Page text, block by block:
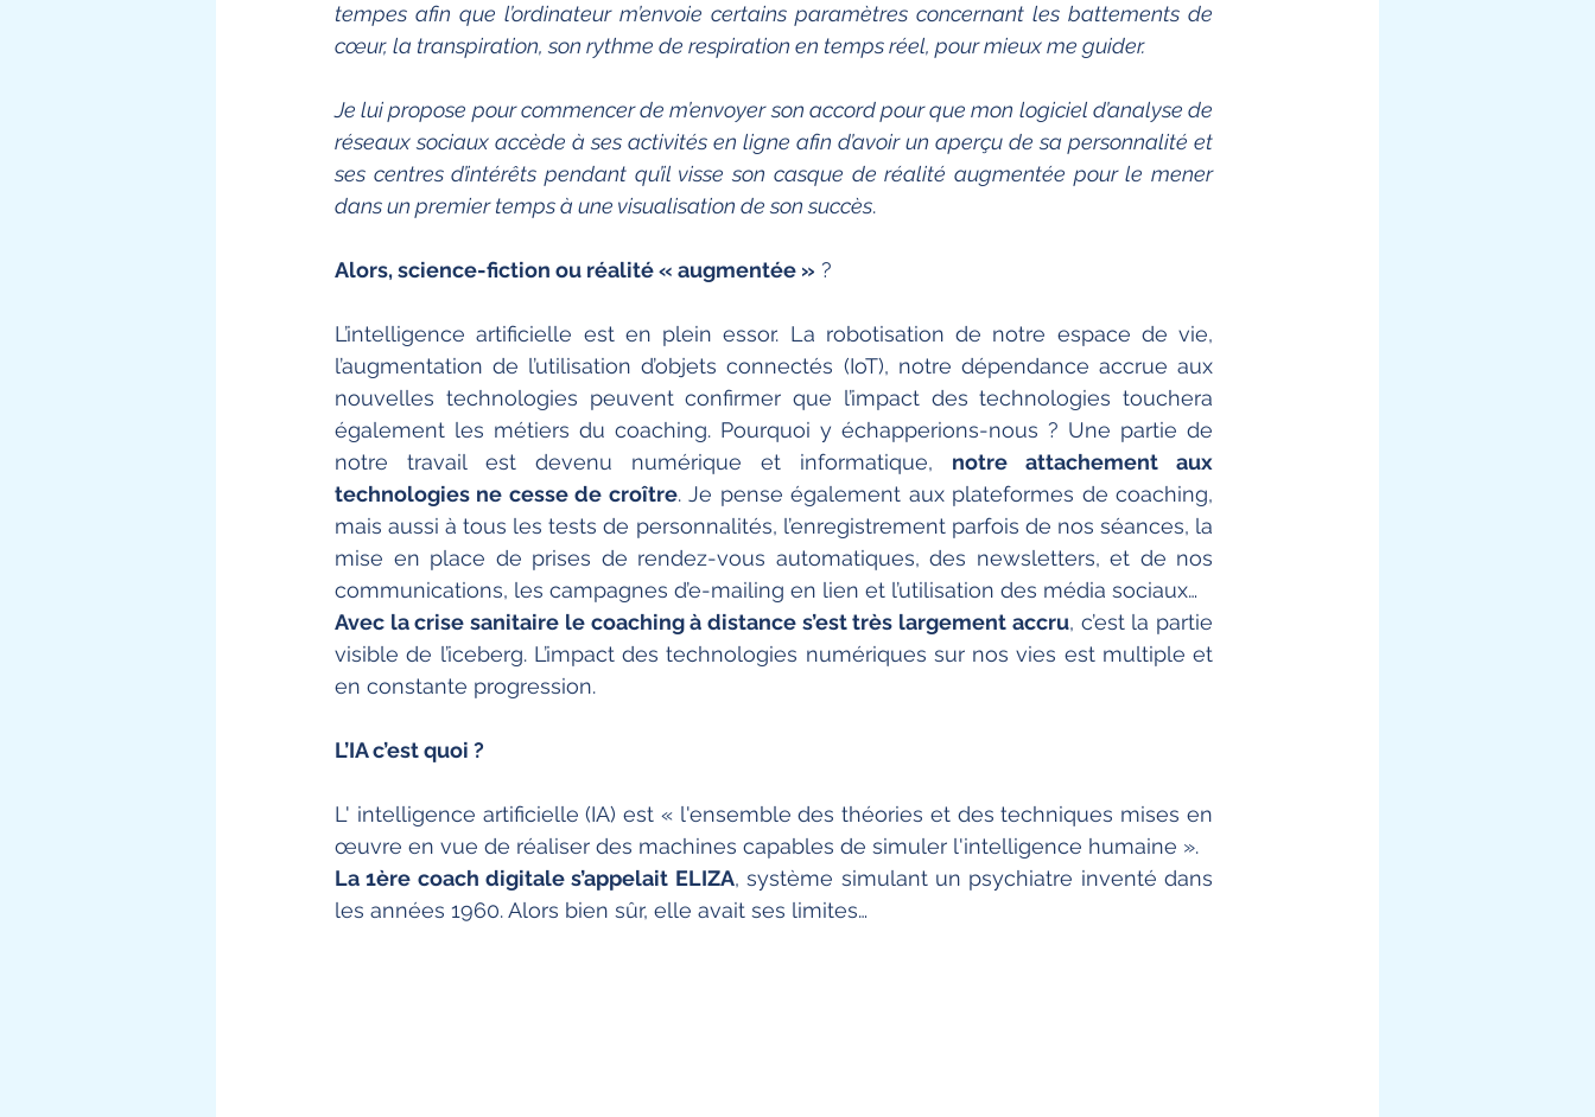
tempes afin que l’ordinateur m’envoie certains paramètres concernant les battements de
cœur, la transpiration, son rythme de respiration en temps réel, pour mieux me guider.
Je lui propose pour commencer de m’envoyer son accord pour que mon logiciel d’analyse de
réseaux sociaux accède à ses activités en ligne afin d’avoir un aperçu de sa personnalité et
ses centres d’intérêts pendant qu’il visse son casque de réalité augmentée pour le mener
dans un premier temps à une visualisation de son succès.
Alors, science-fiction ou réalité « augmentée » ?
L’intelligence artificielle est en plein essor. La robotisation de notre espace de vie,
l’augmentation de l’utilisation d’objets connectés (IoT), notre dépendance accrue aux
nouvelles technologies peuvent confirmer que l’impact des technologies touchera
également les métiers du coaching. Pourquoi y échapperions-nous ? Une partie de
notre travail est devenu numérique et informatique, notre attachement aux
technologies ne cesse de croître. Je pense également aux plateformes de coaching,
mais aussi à tous les tests de personnalités, l’enregistrement parfois de nos séances, la
mise en place de prises de rendez-vous automatiques, des newsletters, et de nos
communications, les campagnes d’e-mailing en lien et l’utilisation des média sociaux…
Avec la crise sanitaire le coaching à distance s’est très largement accru, c’est la partie
visible de l’iceberg. L’impact des technologies numériques sur nos vies est multiple et
en constante progression.
L’IA c’est quoi ?
L' intelligence artificielle (IA) est « l'ensemble des théories et des techniques mises en
œuvre en vue de réaliser des machines capables de simuler l'intelligence humaine ».
La 1ère coach digitale s’appelait ELIZA, système simulant un psychiatre inventé dans
les années 1960. Alors bien sûr, elle avait ses limites…